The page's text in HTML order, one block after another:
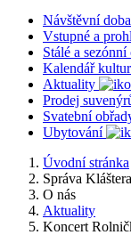
Návštěvní doba
Vstupné a
Stálé a
Kalendář
Aktuality
Prodej
Svatební
Ubytování
Úvodní stránka
Správa Kláštera
O nás
Aktuality
Koncert